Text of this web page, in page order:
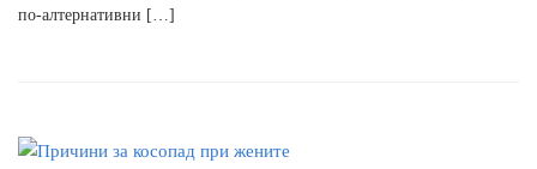
по-алтернативни […]